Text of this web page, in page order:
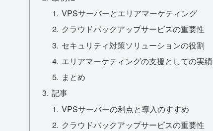
VPSサーバーとエリアマーケティング
クラウドバックアップサービスの重要性
セキュリティ対策ソリューションの役割
エリアマーケティングの支援としての実績
まとめ
記事
VPSサーバーの利点と導入のすすめ
クラウドバックアップサービスの重要性